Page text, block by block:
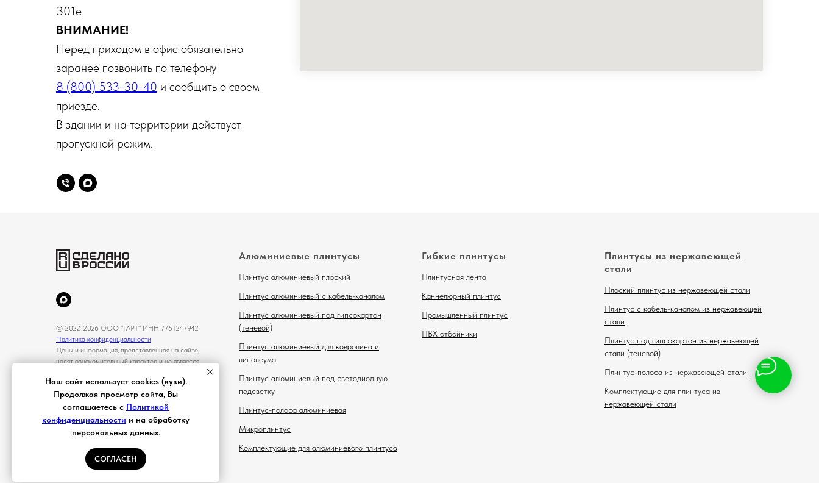
Наш сайт использует cookies (куки).
Продолжая просмотр сайта, Вы
соглашаетесь с Политикой
конфиденциальности и на обработку
персональных данных.
СОГЛАСЕН
301е
ВНИМАНИЕ!
Перед приходом в офис обязательно
заранее позвонить по телефону
8 (800) 533-30-40 и сообщить о своем
приезде.
В здании и на территории действует
пропускной режим.
© 2022-2026 ООО "ГАРТ" ИНН 7751247942
Политика конфиденциальности
Цены и информация, представленная на сайте,
носят ознакомительный характер и не является
Алюминиевые плинтусы
Плинтус алюминиевый плоский
Плинтус алюминиевый с кабель-каналом
Плинтус алюминиевый под гипсокартон
(теневой)
Плинтус алюминиевый для ковролина и
линолеума
Плинтус алюминиевый под светодиодную
подсветку
Плинтус-полоса алюминиевая
Микроплинтус
Комплектующие для алюминиевого плинтуса
Гибкие плинтусы
Плинтусная лента
Каннелюрный плинтус
Промышленный плинтус
ПВХ отбойники
Плинтусы из нержавеющей
стали
Плоский плинтус из нержавеющей стали
Плинтус с кабель-каналом из нержавеющей
стали
Плинтус под гипсокартон из нержавеющей
стали (теневой)
Плинтус-полоса из нержавеющей стали
Комплектующие для плинтуса из
нержавеющей стали